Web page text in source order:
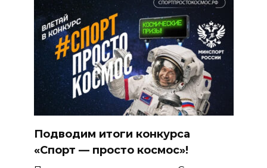
Подводим итоги конкурса
«Спорт — просто космос»!